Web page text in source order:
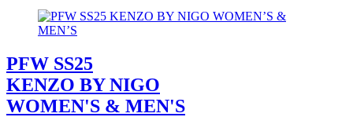
PFW SS25
KENZO BY NIGO
WOMEN'S & MEN'S